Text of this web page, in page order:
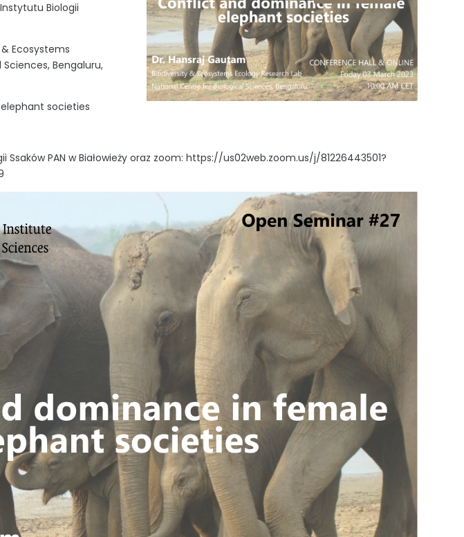
Biologii
Ecosystems
Bengaluru,
societies
PAN w Białowieży oraz zoom: https://us02web.zoom.us/j/81226443501?